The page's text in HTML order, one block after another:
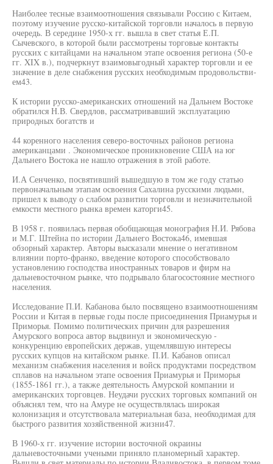
Наиболее тесные взаимоотношения связывали Россию с Китаем,
поэтому изучение русско-китайской торговли началось в первую
очередь. В середине 1950-х гг. вышла в свет статья Е.П.
Сычевского, в которой были рассмотрены торговые контакты
русских с китайцами на начальном этапе освоения региона (50-е
гг. XIX в.), подчеркнут взаимовыгодный характер торговли и ее
значение в деле снабжения русских необходимым продовольстви-
ем43.
К истории русско-американских отношений на Дальнем Востоке
обратился Н.В. Свердлов, рассматривавший эксплуатацию
природных богатств и
44 коренного населения северо-восточных районов региона
американцами . Экономическое проникновение США на юг
Дальнего Востока не нашло отражения в этой работе.
И.А Сенченко, посвятивший вышедшую в том же году статью
первоначальным этапам освоения Сахалина русскими людьми,
пришел к выводу о слабом развитии торговли и незначительной
емкости местного рынка времен каторги45.
В 1958 г. появилась первая обобщающая монография Н.И. Рябова
и М.Г. Штейна по истории Дальнего Востока46, имевшая
обзорный характер. Авторы высказали мнение о негативном
влиянии порто-франко, введение которого способствовало
установлению господства иностранных товаров и фирм на
дальневосточном рынке, что подрывало благосостояние местного
населения.
Исследование П.И. Кабанова было посвящено взаимоотношениям
России и Китая в первые годы после присоединения Приамурья и
Приморья. Помимо политических причин для разрешения
Амурского вопроса автор выдвинул и экономическую -
конкуренцию европейских держав, ущемлявшую интересы
русских купцов на китайском рынке. П.И. Кабанов описал
механизм снабжения населения и войск продуктами посредством
сплавов на начальном этапе освоения Приамурья и Приморья
(1855-1861 гг.), а также деятельность Амурской компании и
американских торговцев. Неудачи русских торговых компаний он
объяснял тем, что на Амуре не осуществлялась широкая
колонизация и отсутствовала материальная база, необходимая для
быстрого развития хозяйственной жизни47.
В 1960-х гг. изучение истории восточной окраины
дальневосточными учеными приняло планомерный характер.